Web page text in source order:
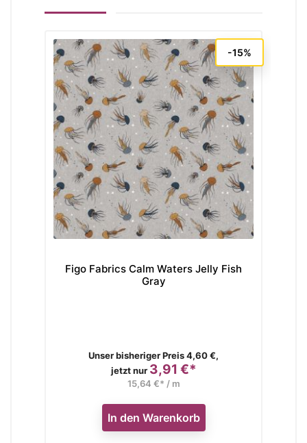
Figo Fabrics Calm Waters Jelly Fish
Gray
Verkaufspreis
Unser bisheriger Preis 4,60 €,
jetzt nur
-15%
Preis
3,91 €*
15,64 €* / m
In den Warenkorb